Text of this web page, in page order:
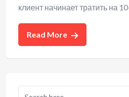
клиент начинает тратить на
Read More